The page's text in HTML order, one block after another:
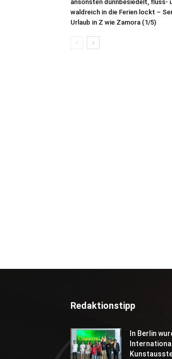
ansonsten dünnbesiedelt, fluss-
waldreich in die Ferien lockt –
Urlaub in Z wie Zamora (1/5)
Redaktionstipp
In Berlin